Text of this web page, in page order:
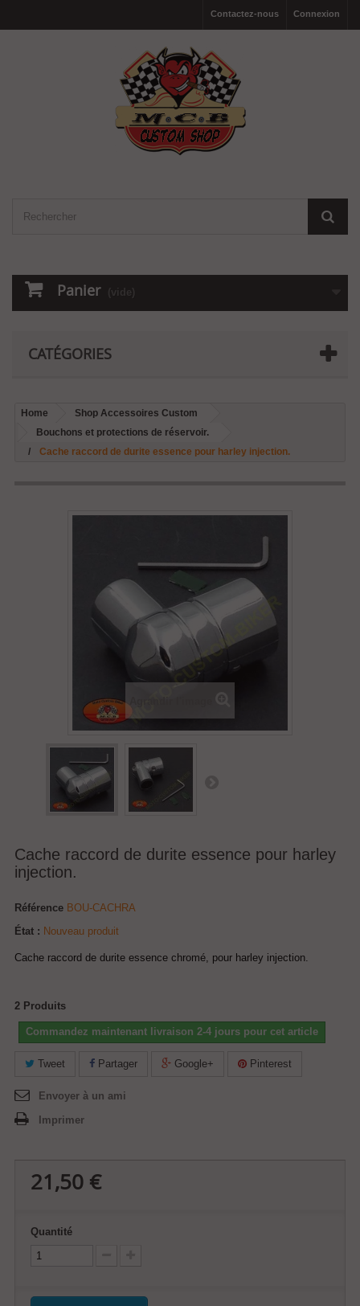
Connexion
Contactez-nous
Panier (vide)
CATÉGORIES
Home
Shop Accessoires Custom
Bouchons et protections de réservoir.
Cache raccord de durite essence pour harley injection.
Cache raccord de durite essence pour harley
injection.
Référence BOU-CACHRA
État : Nouveau produit
Cache raccord de durite essence chromé, pour harley injection.
2 Produits
Commandez maintenant livraison 2-4 jours pour cet article
Tweet Partager Google+ Pinterest
Envoyer à un ami
Imprimer
21,50 €
Quantité